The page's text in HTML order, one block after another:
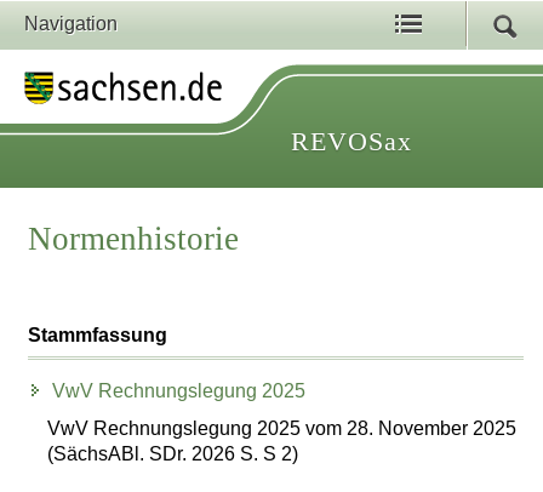
Navigation
REVOSax
Normenhistorie
Stammfassung
VwV Rechnungslegung 2025
VwV Rechnungslegung 2025 vom 28. November 2025
(SächsABl. SDr. 2026 S. S 2)